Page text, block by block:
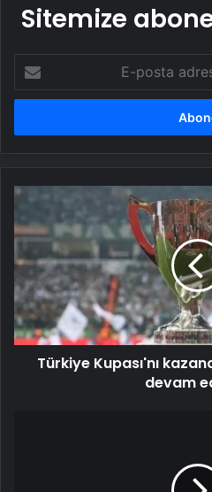
Sitemize
posta
adresinizi
Türkiye
kazanan
takım
da
yoluna
devam
ediyor!
Türkiye Kupası'nı
devam